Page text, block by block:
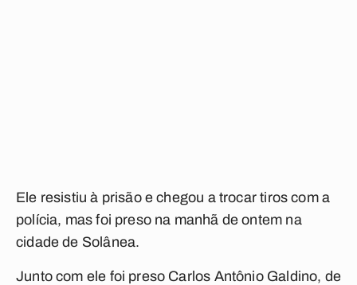
Ele resistiu à prisão e chegou a trocar tiros com a
polícia, mas foi preso na manhã de ontem na
cidade de Solânea.
Junto com ele foi preso Carlos Antônio Galdino, de